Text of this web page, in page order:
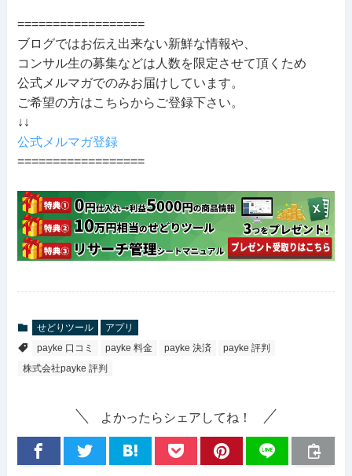
==================
ブログではお伝え出来ない新鮮な情報や、
コンサル生の募集などは人数を限定させて頂くため
公式メルマガでのみお届けしています。
ご希望の方はこちらからご登録下さい。
↓↓
公式メルマガ登録
==================
せどりツール
アプリ
payke 口コミ
payke 料金 payke 決済
payke 評判
株式会社payke 評判
よかったらシェアしてね！